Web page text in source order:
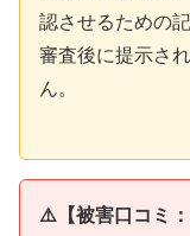
認させるための
審査後に提示さ
ん。
⚠️【被害口コミ